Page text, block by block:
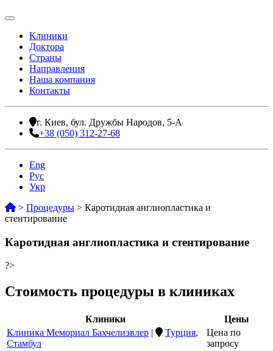
Клиники
Доктора
Страны
Направления
Наша компания
Контакты
г. Киев, бул. Дружбы Народов, 5-А
+38 (050) 312-27-68
Eng
Рус
Укр
> Процедуры > Каротидная англиопластика и
стентирование
Каротидная англиопластика и стентирование
?>
Стоимость процедуры в клиниках
Клиники
Цены
Клиника Мемориал Бахчелиэвлер | Турция,
Стамбул
Цена по
запросу